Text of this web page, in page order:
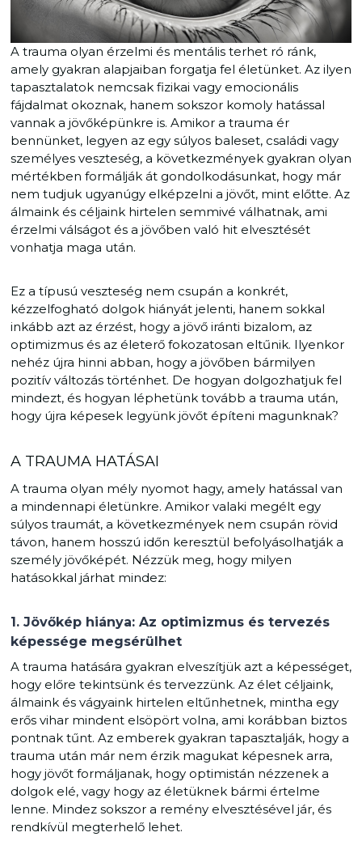
A trauma olyan érzelmi és mentális terhet ró ránk,
amely gyakran alapjaiban forgatja fel életünket. Az ilyen
tapasztalatok nemcsak fizikai vagy emocionális
fájdalmat okoznak, hanem sokszor komoly hatással
vannak a jövőképünkre is. Amikor a trauma ér
bennünket, legyen az egy súlyos baleset, családi vagy
személyes veszteség, a következmények gyakran olyan
mértékben formálják át gondolkodásunkat, hogy már
nem tudjuk ugyanúgy elképzelni a jövőt, mint előtte. Az
álmaink és céljaink hirtelen semmivé válhatnak, ami
érzelmi válságot és a jövőben való hit elvesztését
vonhatja maga után.
Ez a típusú veszteség nem csupán a konkrét,
kézzelfogható dolgok hiányát jelenti, hanem sokkal
inkább azt az érzést, hogy a jövő iránti bizalom, az
optimizmus és az életerő fokozatosan eltűnik. Ilyenkor
nehéz újra hinni abban, hogy a jövőben bármilyen
pozitív változás történhet. De hogyan dolgozhatjuk fel
mindezt, és hogyan léphetünk tovább a trauma után,
hogy újra képesek legyünk jövőt építeni magunknak?
A TRAUMA HATÁSAI
A trauma olyan mély nyomot hagy, amely hatással van
a mindennapi életünkre. Amikor valaki megélt egy
súlyos traumát, a következmények nem csupán rövid
távon, hanem hosszú időn keresztül befolyásolhatják a
személy jövőképét. Nézzük meg, hogy milyen
hatásokkal járhat mindez:
1. Jövőkép hiánya: Az optimizmus és tervezés
képessége megsérülhet
A trauma hatására gyakran elveszítjük azt a képességet,
hogy előre tekintsünk és tervezzünk. Az élet céljaink,
álmaink és vágyaink hirtelen eltűnhetnek, mintha egy
erős vihar mindent elsöpört volna, ami korábban biztos
pontnak tűnt. Az emberek gyakran tapasztalják, hogy a
trauma után már nem érzik magukat képesnek arra,
hogy jövőt formáljanak, hogy optimistán nézzenek a
dolgok elé, vagy hogy az életüknek bármi értelme
lenne. Mindez sokszor a remény elvesztésével jár, és
rendkívül megterhelő lehet.